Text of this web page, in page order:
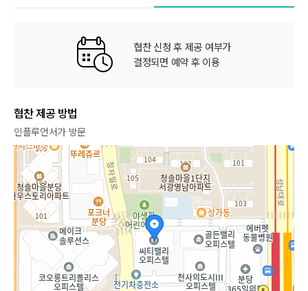
협찬 신청 후 제공 여부가
결정되면 예약 후 이용
협찬 제공 방법
인플루언서가 방문